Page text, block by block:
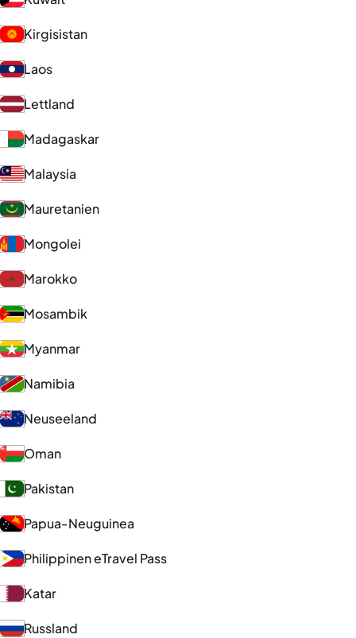
Kirgisistan
Laos
Lettland
Madagaskar
Malaysia
Mauretanien
Mongolei
Marokko
Mosambik
Myanmar
Namibia
Neuseeland
Oman
Pakistan
Papua-Neuguinea
Philippinen eTravel Pass
Katar
Russland